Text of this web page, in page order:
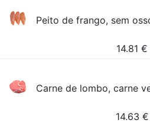
Peito de frango, sem
14.81 €
Carne de lombo, carne
14.63 €